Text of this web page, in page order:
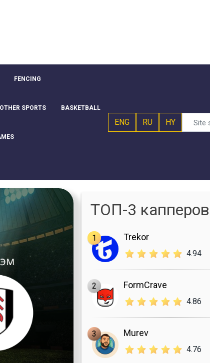
FENCING
OTHER SPORTS BASKETBALL
ENG RU HY
ТОП-3 капперов
1 Trekor
4.94
2 FormCrave
4.86
3 Murev
4.76